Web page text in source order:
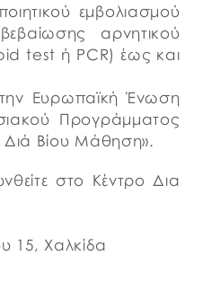
εμβολιασμού
αρνητικού
test ή PCR) έως και
Ευρωπαϊκή Ένωση
Προγράμματος
Διά Βίου Μάθηση».
στο Κέντρο Δια
15, Χαλκίδα